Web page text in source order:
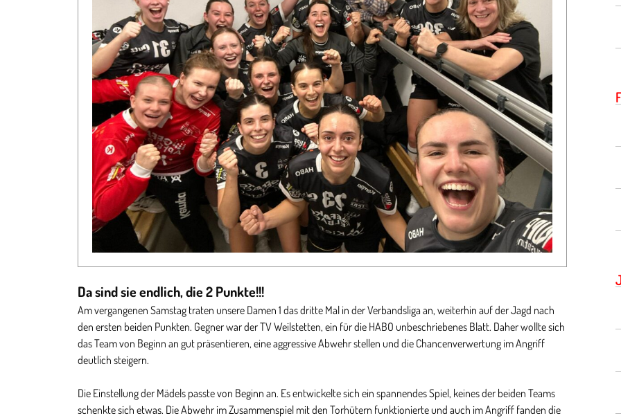
Da sind sie endlich, die 2 Punkte!!!
Am vergangenen Samstag traten unsere Damen 1 das dritte Mal in der Verbandsliga an, weiterhin auf der Jagd nach
den ersten beiden Punkten. Gegner war der TV Weilstetten, ein für die HABO unbeschriebenes Blatt. Daher wollte sich
das Team von Beginn an gut präsentieren, eine aggressive Abwehr stellen und die Chancenverwertung im Angriff
deutlich steigern.
Die Einstellung der Mädels passte von Beginn an. Es entwickelte sich ein spannendes Spiel, keines der beiden Teams
schenkte sich etwas. Die Abwehr im Zusammenspiel mit den Torhütern funktionierte und auch im Angriff fanden die